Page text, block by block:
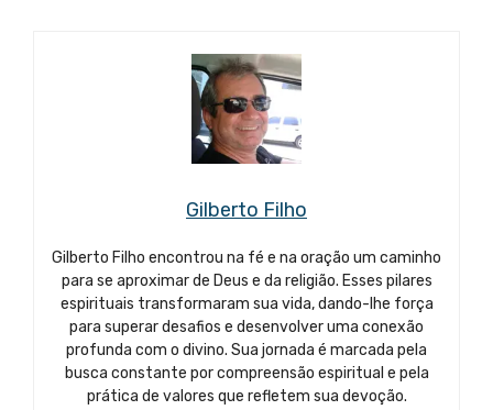
Gilberto Filho
Gilberto Filho encontrou na fé e na oração um caminho
para se aproximar de Deus e da religião. Esses pilares
espirituais transformaram sua vida, dando-lhe força
para superar desafios e desenvolver uma conexão
profunda com o divino. Sua jornada é marcada pela
busca constante por compreensão espiritual e pela
prática de valores que refletem sua devoção.